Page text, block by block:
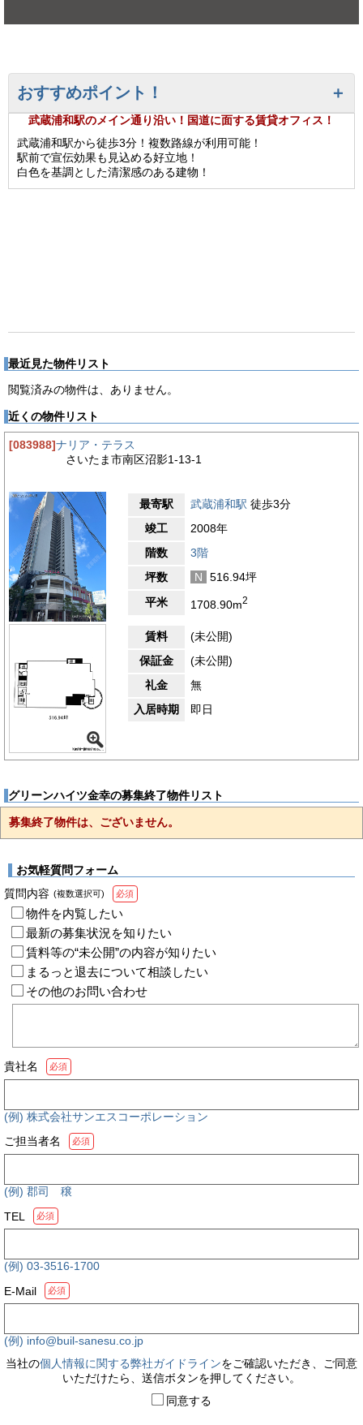
おすすめポイント！
武蔵浦和駅のメイン通り沿い！国道に面する賃貸オフィス！
武蔵浦和駅から徒歩3分！複数路線が利用可能！
駅前で宣伝効果も見込める好立地！
白色を基調とした清潔感のある建物！
最近見た物件リスト
閲覧済みの物件は、ありません。
近くの物件リスト
[083988]ナリア・テラス
さいたま市南区沼影1-13-1
最寄駅 武蔵浦和駅 徒歩3分
竣工
2008年
階数
3階
坪数
N
516.94坪
平米
1708.90m2
賃料
(未公開)
保証金
(未公開)
礼金
無
入居時期
即日
グリーンハイツ金幸の募集終了物件リスト
募集終了物件は、ございません。
お気軽質問フォーム
質問内容 (複数選択可) 必須
物件を内覧したい
最新の募集状況を知りたい
賃料等の“未公開”の内容が知りたい
まるっと退去について相談したい
その他のお問い合わせ
貴社名 必須
(例) 株式会社サンエスコーポレーション
ご担当者名
必須
(例) 郡司 穣
TEL
必須
(例) 03-3516-1700
E-Mail
必須
(例) info@buil-sanesu.co.jp
当社の個人情報に関する弊社ガイドラインをご確認いただき、ご同意
いただけたら、送信ボタンを押してください。
同意する